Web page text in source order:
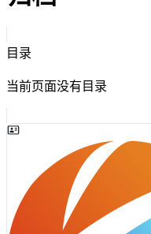
目录
当前页面没有目录